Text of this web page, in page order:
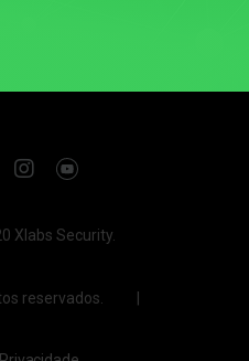
Xlabs Security.
reservados. |